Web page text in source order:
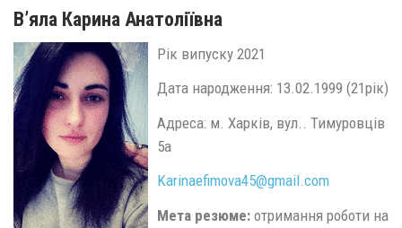
В’яла Карина Анатоліївна
Рік випуску 2021
Дата народження: 13.02.1999 (21рік)
Адреса: м. Харків, вул.. Тимуровців
5а
Karinaefimova45@gmail.com
Мета резюме: отримання роботи на